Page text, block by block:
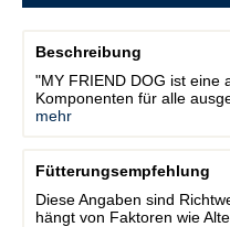
Beschreibung
"MY FRIEND DOG ist eine
Komponenten für alle
mehr
Fütterungsempfehlung
Diese Angaben sind
hängt von Faktoren wie